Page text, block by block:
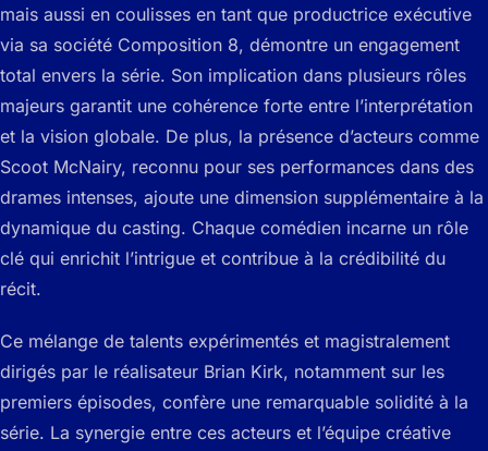
mais aussi en coulisses en tant que productrice exécutive
via sa société Composition 8, démontre un engagement
total envers la série. Son implication dans plusieurs rôles
majeurs garantit une cohérence forte entre l’interprétation
et la vision globale. De plus, la présence d’acteurs comme
Scoot McNairy, reconnu pour ses performances dans des
drames intenses, ajoute une dimension supplémentaire à la
dynamique du casting. Chaque comédien incarne un rôle
clé qui enrichit l’intrigue et contribue à la crédibilité du
récit.
Ce mélange de talents expérimentés et magistralement
dirigés par le réalisateur Brian Kirk, notamment sur les
premiers épisodes, confère une remarquable solidité à la
série. La synergie entre ces acteurs et l’équipe créative